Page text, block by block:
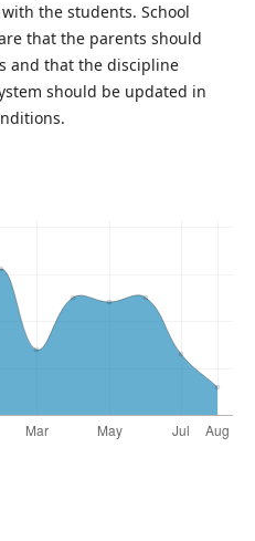
the students. School
that the parents should
and that the discipline
should be updated in